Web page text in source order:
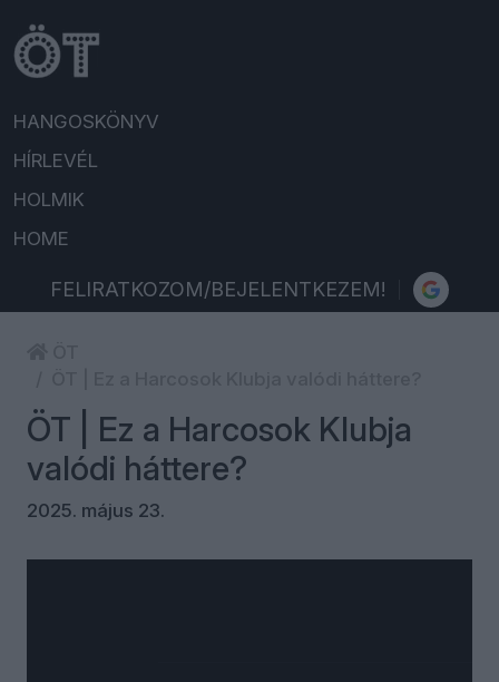
HANGOSKÖNYV
HÍRLEVÉL
HOLMIK
HOME
FELIRATKOZOM/BEJELENTKEZEM!
ÖT | Ez a Harcosok Klubja
valódi háttere?
2025. május 23.